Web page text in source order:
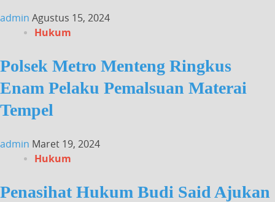
admin Agustus 15, 2024
Hukum
Polsek Metro Menteng Ringkus
Enam Pelaku Pemalsuan Materai
Tempel
admin Maret 19, 2024
Hukum
Penasihat Hukum Budi Said Ajukan